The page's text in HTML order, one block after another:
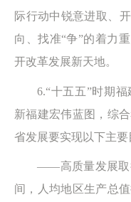
际行动中锐意进取、
向、找准“争”的着力
开改革发展新天地。
6.“十五五”时期
新福建宏伟蓝图，综
省发展要实现以下主要
——高质量发展取
间，人均地区生产总